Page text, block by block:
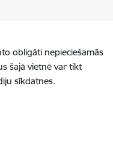
obligāti nepieciešamās
šajā vietnē var tikt
sīkdatnes.